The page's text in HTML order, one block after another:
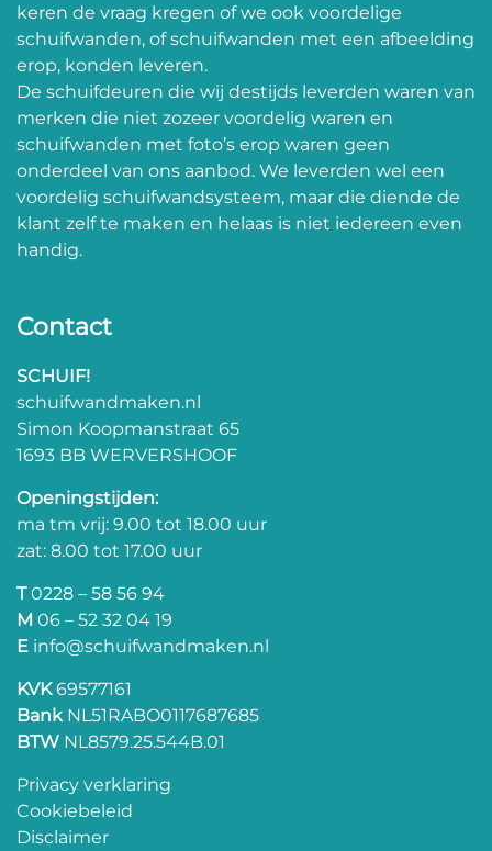
keren de vraag kregen of we ook voordelige
schuifwanden, of schuifwanden met een afbeelding
erop, konden leveren.
De schuifdeuren die wij destijds leverden waren van
merken die niet zozeer voordelig waren en
schuifwanden met foto’s erop waren geen
onderdeel van ons aanbod. We leverden wel een
voordelig schuifwandsysteem, maar die diende de
klant zelf te maken en helaas is niet iedereen even
handig.
Contact
SCHUIF!
schuifwandmaken.nl
Simon Koopmanstraat 65
1693 BB WERVERSHOOF
Openingstijden:
ma tm vrij: 9.00 tot 18.00 uur
zat: 8.00 tot 17.00 uur
T0228 – 58 56 94
M 06 – 52 32 04 19
E info@schuifwandmaken.nl
KVK69577161
Bank NL51RABO0117687685
BTW NL8579.25.544B.01
Privacy verklaring
Cookiebeleid
Disclaimer